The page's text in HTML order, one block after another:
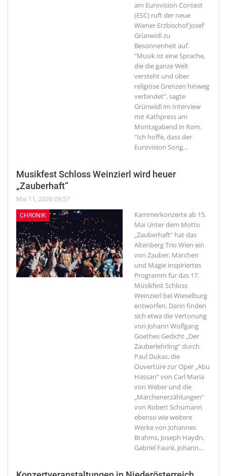
am Eurovision Contest
(ESC) ruft der neue
Wiener Erzbischof Josef
Grünwidl zu
Besonnenheit auf.
"Musik ist eine Sprache,
die die ganze Welt
versteht und über
religiöse Grenzen hinweg
verbindet", sagte
Grünwidl im Interview
mit Kathpress am
Montagabend in Rom.
"Ich hoffe, dass der
Eurovision Song…
Musikfest Schloss Weinzierl wird heuer
„Zauberhaft“
Mai 11, 2026 09:57
CHRONIK
Kammerkonzerte ab 15.
Mai Unter dem Motto
„Zauberhaft“ hat das
Altenberg Trio Wien ein
von Zauber, Märchen
und Magie inspiriertes
Programm für das 17.
Musikfest Schloss
Weinzierl bei Wieselburg
entworfen. Darin finden
sich etwa die Vertonung
von Johann Wolfgang
Goethes Gedicht „Der
Zauberlehrling“ durch
Paul Dukas, die
Ouvertüre zur Oper „Abu
Hassan“ von Carl Maria
von Weber und die
„Märchenerzählungen“
von Robert Schumann
ebenso wie weitere
Werke von Johannes
Brahms, Joseph Haydn,
Gabriel Fauré, Johann…